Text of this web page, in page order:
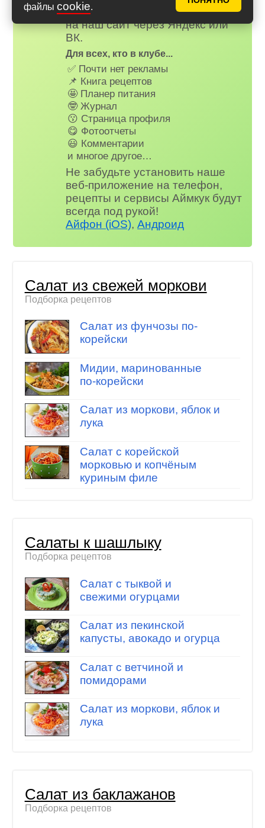
файлы cookie.
зарегистируйтесь
иливойдите
на наш сайт через Яндекс или
ВК.
Для всех, кто в клубе...
✅ Почти нет рекламы
📌 Книга рецептов
🤩 Планер питания
🤓 Журнал
😗 Страница профиля
😋 Фотоотчеты
😃 Комментарии
и многое другое…
Не забудьте установить наше
веб-приложение на телефон,
рецепты и сервисы Аймкук будут
всегда под рукой!
Айфон (iOS),Андроид
Салат из свежей моркови
Подборка рецептов
Салат из фунчозы по-
корейски
Мидии, маринованные
по-корейски
Салат из моркови, яблок и
лука
Салат с корейской
морковью и копчёным
куриным филе
Салаты к шашлыку
Подборка рецептов
Салат с тыквой и
свежими огурцами
Салат из пекинской
капусты, авокадо и огурца
Салат с ветчиной и
помидорами
Салат из моркови, яблок и
лука
Салат из баклажанов
Подборка рецептов